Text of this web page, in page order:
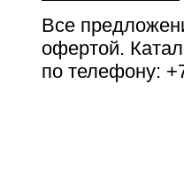
Все
офертой.
по телефону: